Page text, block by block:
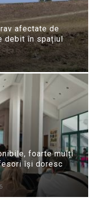
afectate de
debit în spațiul
foarte mulți
își doresc